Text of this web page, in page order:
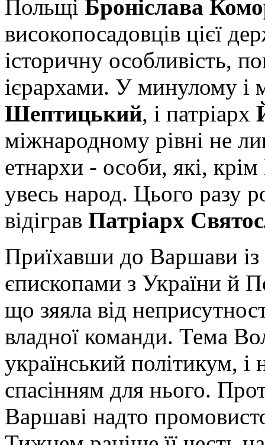
Польщі Броніслава
високопосадовців цієї
історичну особливість,
ієрархами. У минулому і
Шептицький, і патріарх
міжнародному рівні не
етнархи - особи, які,
увесь народ. Цього разу
відіграв Патріарх
Приїхавши до Варшави із
єпископами з України й
що зяяла від
владної команди. Тема
український політикум,
спасінням для нього.
Варшаві надто